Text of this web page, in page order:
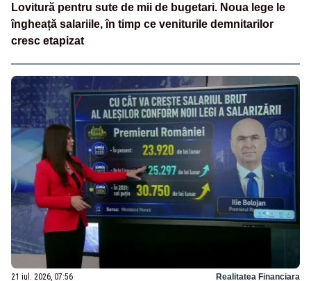
Lovitură pentru sute de mii de bugetari. Noua lege le
îngheață salariile, în timp ce veniturile demnitarilor
cresc etapizat
21 iul. 2026, 07:56 Realitatea Financiara